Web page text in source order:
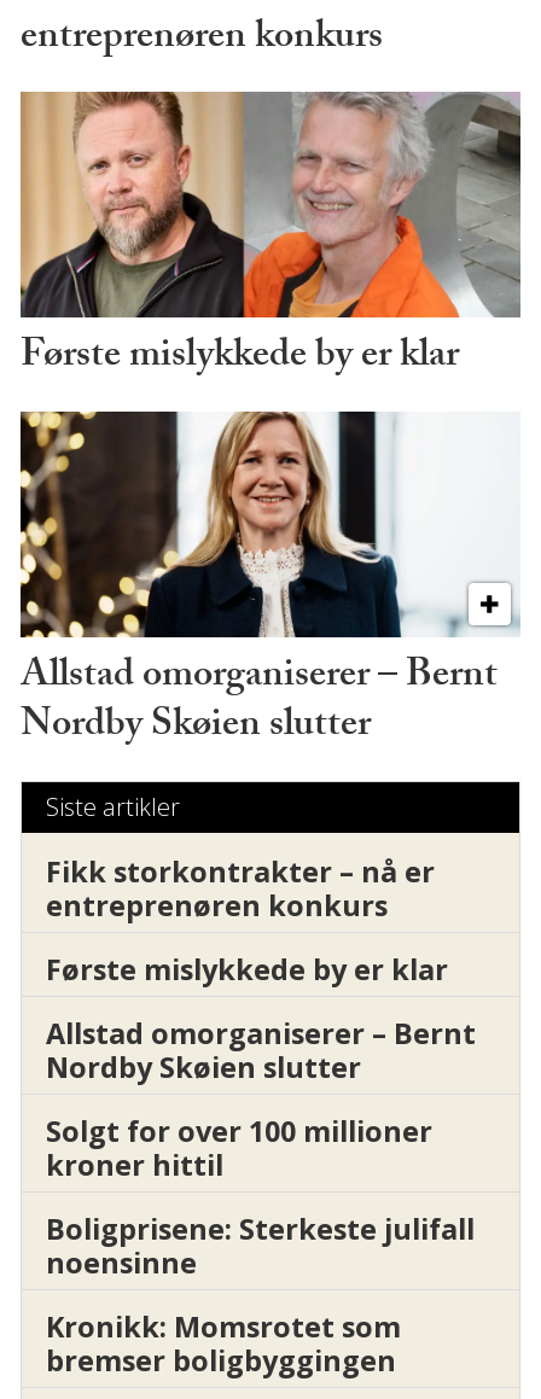
entreprenøren konkurs
Første mislykkede by er klar
Allstad omorganiserer – Bernt
Nordby Skøien slutter
Siste artikler
Fikk storkontrakter – nå er
entreprenøren konkurs
Første mislykkede by er klar
Allstad omorganiserer – Bernt
Nordby Skøien slutter
Solgt for over 100 millioner
kroner hittil
Boligprisene: Sterkeste julifall
noensinne
Kronikk: Momsrotet som
bremser boligbyggingen